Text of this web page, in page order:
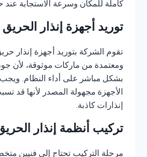
كاملة للمكان وسرعة الاستجابة
توريد أجهزة إنذار الحريق
تقوم الشركة بتوريد أجهزة إنذار
ومعتمدة من ماركات موثوقة، لأن
بشكل مباشر على أداء النظام. ويجب
الأجهزة مجهولة المصدر لأنها قد
إنذارات كاذبة.
تركيب أنظمة إنذار
مرحلة التركيب تحتاج إلى فنيين